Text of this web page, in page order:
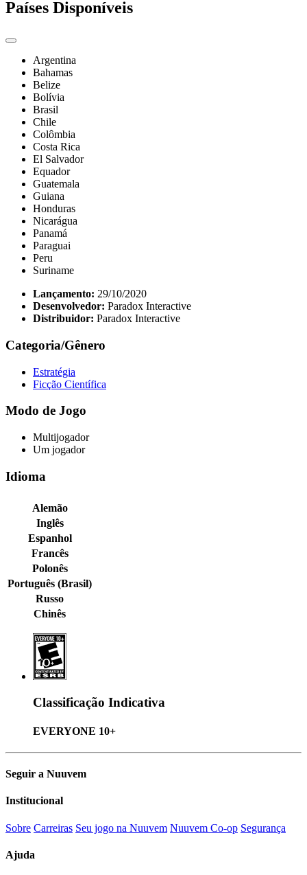
Países Disponíveis
Argentina
Bahamas
Belize
Bolívia
Brasil
Chile
Colômbia
Costa Rica
El Salvador
Equador
Guatemala
Guiana
Honduras
Nicarágua
Panamá
Paraguai
Peru
Suriname
Lançamento: 29/10/2020
Desenvolvedor: Paradox Interactive
Distribuidor: Paradox Interactive
Categoria/Gênero
Estratégia
Ficção Científica
Modo de Jogo
Multijogador
Um jogador
Idioma
Alemão
Inglês
Espanhol
Francês
Polonês
Português (Brasil)
Russo
Chinês
Classificação Indicativa
EVERYONE 10+
Seguir a Nuuvem
Institucional
Sobre Carreiras Seu jogo na Nuuvem Nuuvem Co-op Segurança
Ajuda